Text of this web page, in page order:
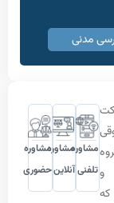
مشاوره
حضوری